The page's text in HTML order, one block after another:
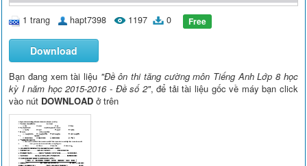
1 trang hapt7398 1197 0 Free
Download
Bạn đang xem tài liệu "Đề ôn thi tăng cường môn Tiếng Anh Lớp 8 học
kỳ I năm học 2015-2016 - Đề số 2", để tải tài liệu gốc về máy bạn click
vào nút DOWNLOAD ở trên